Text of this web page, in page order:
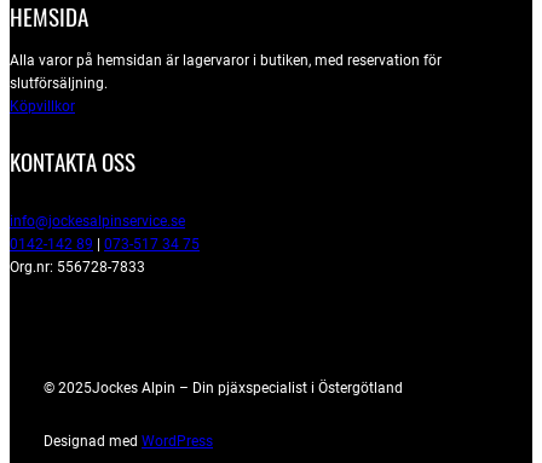
HEMSIDA
Alla varor på hemsidan är lagervaror i butiken, med reservation för
slutförsäljning.
Köpvillkor
KONTAKTA OSS
info@jockesalpinservice.se
0142-142 89 | 073-517 34 75
Org.nr: 556728-7833
© 2025Jockes Alpin – Din pjäxspecialist i Östergötland
Designad med WordPress